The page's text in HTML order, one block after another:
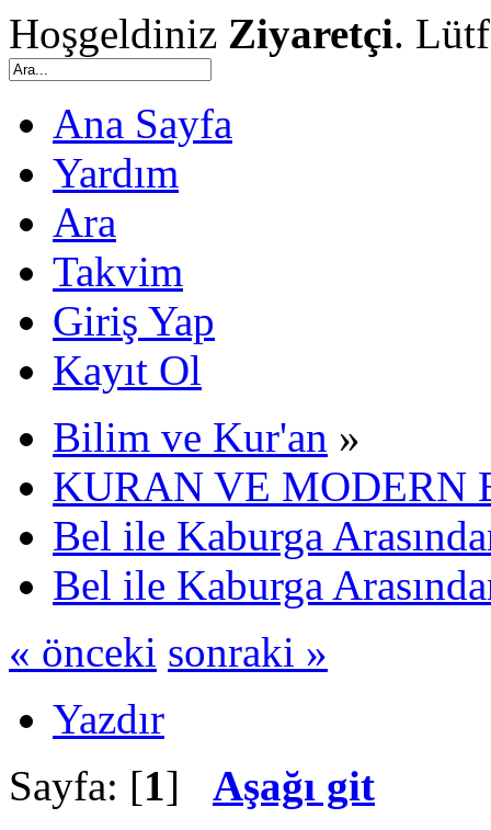
Hoşgeldiniz Ziyaretçi.
Ana Sayfa
Yardım
Ara
Takvim
Giriş Yap
Kayıt Ol
Bilim ve Kur'an »
KURAN VE
Bel ile Kaburga
Bel ile Kaburga
« önceki sonraki »
Yazdır
Sayfa: [1] Aşağı git